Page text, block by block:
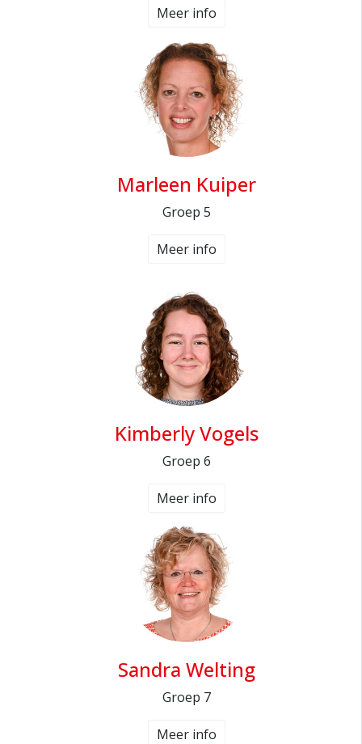
Meer info
Marleen Kuiper
Groep 5
Meer info
Kimberly Vogels
Groep 6
Meer info
Sandra Welting
Groep 7
Meer info